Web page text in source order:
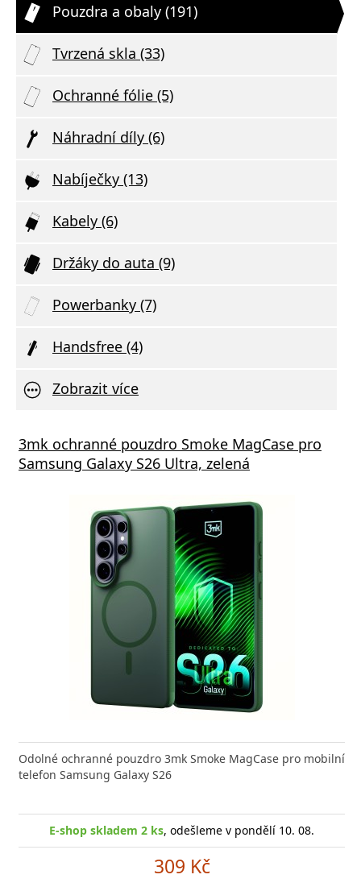
Pouzdra a obaly (191)
Tvrzená skla (33)
Ochranné fólie (5)
Náhradní díly (6)
Nabíječky (13)
Kabely (6)
Držáky do auta (9)
Powerbanky (7)
Handsfree (4)
Zobrazit více
3mk ochranné pouzdro Smoke MagCase pro
Samsung Galaxy S26 Ultra, zelená
Odolné ochranné pouzdro 3mk Smoke MagCase pro mobilní
telefon Samsung Galaxy S26
E-shop skladem 2 ks, odešleme v pondělí 10. 08.
309 Kč
GaN5 Pro 65W černá
Pro 2C + U je výkonná a kompaktní nabíječka s
technologií, která
shop skladem 1 ks, odešleme v pondělí 10. 08.
1 039 Kč
Typ
E-